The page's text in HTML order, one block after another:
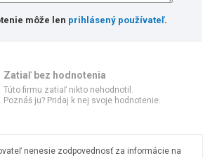
môže len prihlásený používateľ.
Zatiaľ bez hodnotenia
Túto firmu zatiaľ nikto nehodnotil.
Poznáš ju? Pridaj k nej svoje hodnotenie.
nenesie zodpovednosť za informácie na